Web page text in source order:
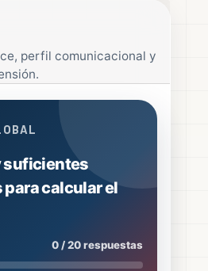
perfil comunicacional y
suficientes
calcular el
0 / 20 respuestas